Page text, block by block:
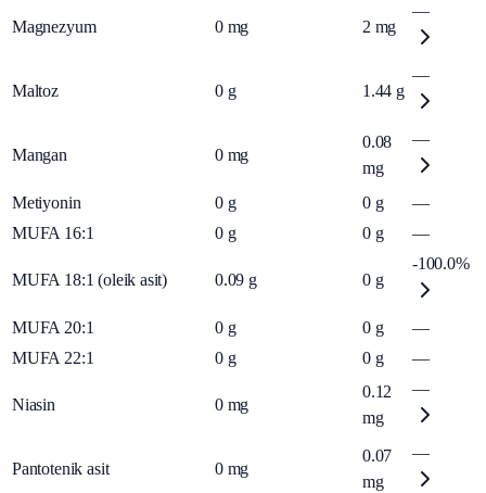
Magnezyum 0 mg 2 mg
—
Maltoz 0 g 1.44 g
—
Mangan 0 mg
0.08
mg
—
Metiyonin 0 g 0 g
—
MUFA 16:1
0 g 0 g —
MUFA 18:1 (oleik asit) 0.09 g 0 g
-100.0%
MUFA 20:1 0 g 0 g
—
MUFA 22:1
0 g 0 g —
Niasin 0 mg
0.12
mg
—
Pantotenik asit 0 mg
0.07
mg
—